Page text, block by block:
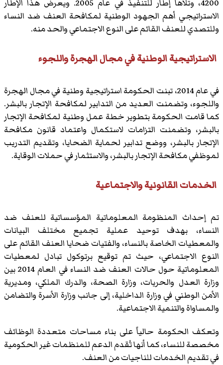
4200، وتلاها إطار للتنفيذ في عام 2005. ويعرض هذا الإطار
الاستراتيجي أهم الجهود الوطنية لمكافحة العنف ضد النساء
وللتصدي للعنف القائم على النوع الاجتماعي والحد منه.
الاستراتيجية الوطنية في مجال الهجرة واللجوء
في عام 2014، تبنت الحكومة استراتيجية وطنية في مجال الهجرة
واللجوء، وتضمنت العديد من التدابير لمكافحة الإتجار بالبشر.
كما قامت الحكومة بتطوير خطة عمل وطنية لمكافحة الإتجار
بالبشر، وتضمنت التزامات لاستكمال واعتماد قانون مكافحة
الإتجار بالبشر، ووضع تدابير لحماية الضحايا، وتقديم التدريب
لموظفي مكافحة الإتجار بالبشر، والاستثمار في حملات الوقاية.
الخدمات القانونية والاجتماعية
تم إحداث المنظومة المعلوماتية المؤسساتية للعنف ضد
النساء، بهدف توحيد عملية تجميع مختلف البيانات
والمعطيات الخاصة بالنساء، والفتيات ضحايا العنف القائم على
النوع الاجتماعي، حيث تم توقيع برتوكول تبادل لمعطيات
المعلوماتية حول حالات العنف ضد النساء في العام 2014 بين
وزارة العدل والحريات، وزارة الصحة، والدرك الملكي، ومديرية
الأمن الوطني في وزارة الداخلية، إلى جانب وزارة الأسرة والتضامن
والمساواة والتنمية الاجتماعية.
وتعكف الحكومة حالياً على بناء مساحات متعددة الوظائف
مخصصة للنساء، كما أنها تُقدم الدعم للمنظمات غير الحكومية
في تقديم الخدمات للناجيات من العنف.